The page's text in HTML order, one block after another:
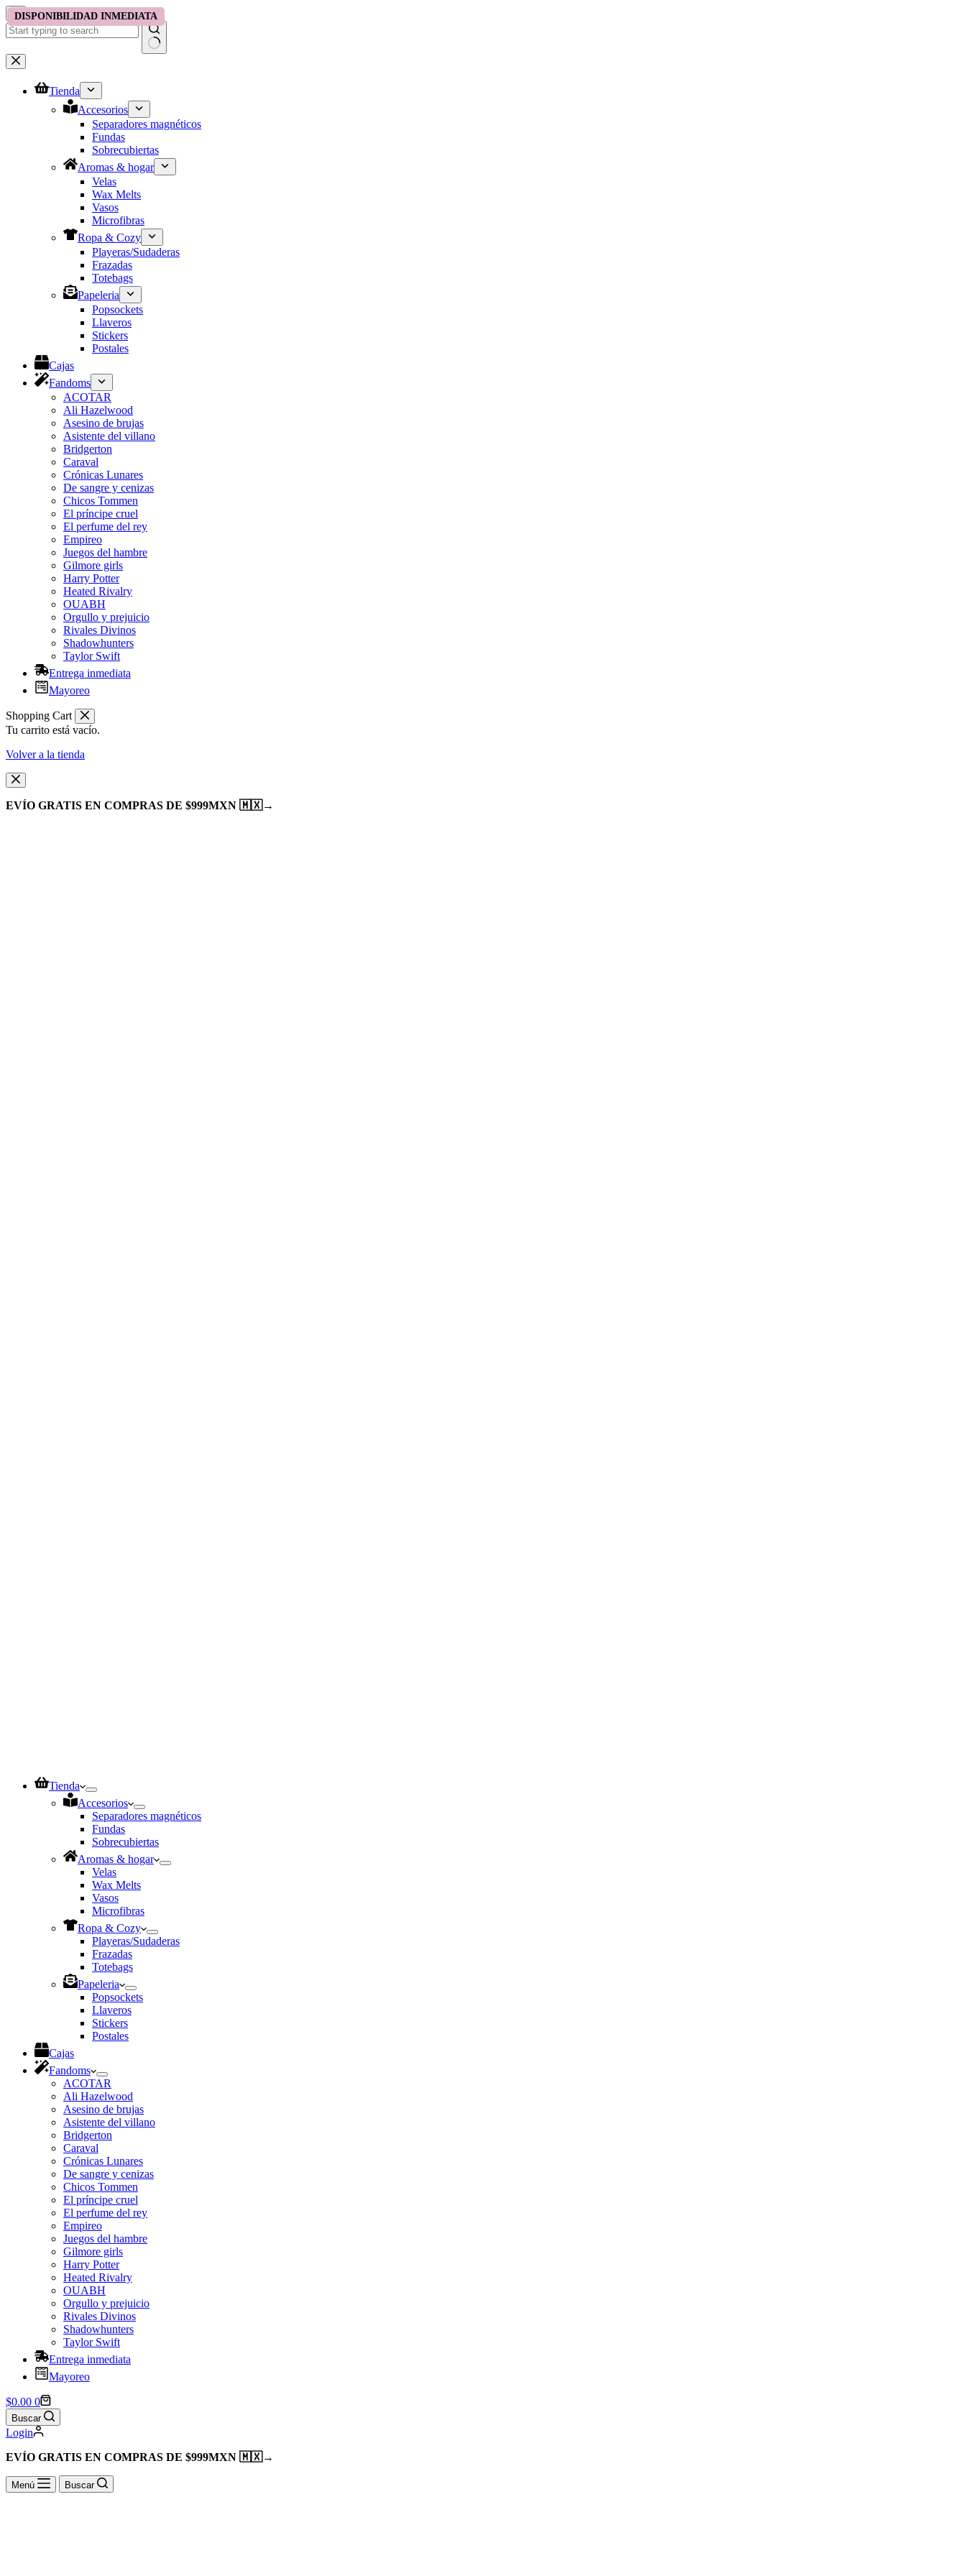
Saltar
al
contenido
No
results
Tienda
Accesorios
Separadores magnéticos
Fundas
Sobrecubiertas
Aromas & hogar
Velas
Wax Melts
Vasos
Microfibras
Ropa & Cozy
Playeras/Sudaderas
Frazadas
Totebags
Papeleria
Popsockets
Llaveros
Stickers
Postales
Cajas
Fandoms
ACOTAR
Ali Hazelwood
Asesino de brujas
Asistente del villano
Bridgerton
Caraval
Crónicas Lunares
De sangre y cenizas
Chicos Tommen
El príncipe cruel
El perfume del rey
Empireo
Juegos del hambre
Gilmore girls
Harry Potter
Heated Rivalry
OUABH
Orgullo y prejuicio
Rivales Divinos
Shadowhunters
Taylor Swift
Entrega inmediata
Mayoreo
Shopping Cart
Tu carrito está vacío.
Volver a la tienda
EVÍO GRATIS EN COMPRAS DE $999MXN 🇲🇽→
Tienda
Accesorios
Separadores magnéticos
Fundas
Sobrecubiertas
Aromas & hogar
Velas
Wax Melts
Vasos
Microfibras
Ropa & Cozy
Playeras/Sudaderas
Frazadas
Totebags
Papeleria
Popsockets
Llaveros
Stickers
Postales
Cajas
Fandoms
ACOTAR
Ali Hazelwood
Asesino de brujas
Asistente del villano
Bridgerton
Caraval
Crónicas Lunares
De sangre y cenizas
Chicos Tommen
El príncipe cruel
El perfume del rey
Empireo
Juegos del hambre
Gilmore girls
Harry Potter
Heated Rivalry
OUABH
Orgullo y prejuicio
Rivales Divinos
Shadowhunters
Taylor Swift
Entrega inmediata
Mayoreo
Shopping
cart
$0.00 0
Buscar
Login
EVÍO GRATIS EN COMPRAS DE $999MXN 🇲🇽→
Menú Buscar
DISPONIBILIDAD INMEDIATA